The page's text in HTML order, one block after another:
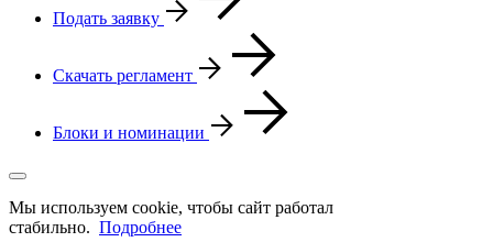
Подать заявку
Скачать регламент
Блоки и номинации
Мы используем cookie, чтобы сайт работал
стабильно. Подробнее